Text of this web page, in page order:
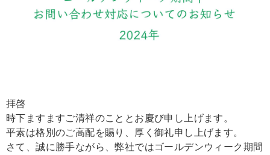
拝啓
時下ますますご清祥のこととお慶び申し上げます。
平素は格別のご高配を賜り、厚く御礼申し上げます。
さて、誠に勝手ながら、弊社ではゴールデンウィーク期間